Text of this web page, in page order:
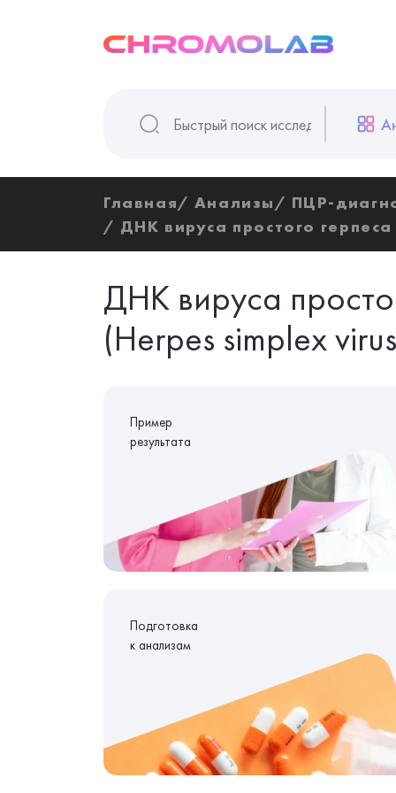
Главная Анализы
ПЦР-
ДНК вируса простого
ДНК вируса
(Herpes simplex
Пример
результата
Подготовка
к анализам